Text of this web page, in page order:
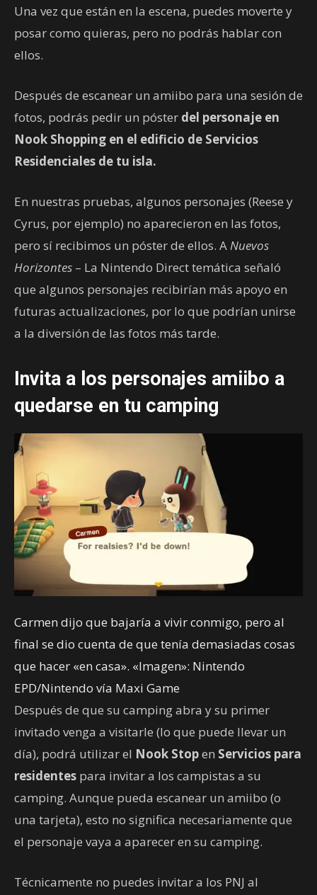
Una vez que están en la escena, puedes moverte y
posar como quieras, pero no podrás hablar con
ellos.
Después de escanear un amiibo para una sesión de
fotos, podrás pedir un póster del personaje en
Nook Shopping en el edificio de Servicios
Residenciales de tu isla.
En nuestras pruebas, algunos personajes (Reese y
Cyrus, por ejemplo) no aparecieron en las fotos,
pero sí recibimos un póster de ellos. ANuevos
Horizontes – La Nintendo Direct temática señaló
que algunos personajes recibirían más apoyo en
futuras actualizaciones, por lo que podrían unirse
a la diversión de las fotos más tarde.
Invita a los personajes amiibo a
quedarse en tu camping
Carmen dijo que bajaría a vivir conmigo, pero al
final se dio cuenta de que tenía demasiadas cosas
que hacer «en casa». «Imagen»: Nintendo
EPD/Nintendo vía Maxi Game
Después de que su camping abra y su primer
invitado venga a visitarle (lo que puede llevar un
día), podrá utilizar el Nook Stopen Servicios para
residentes para invitar a los campistas a su
camping. Aunque pueda escanear un amiibo (o
una tarjeta), esto no significa necesariamente que
el personaje vaya a aparecer en su camping.
Técnicamente no puedes invitar a los PNJ al